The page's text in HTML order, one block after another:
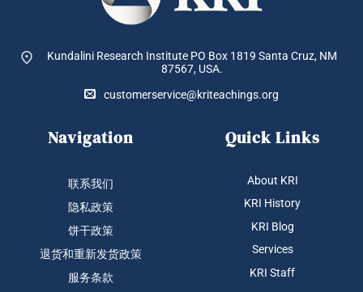
Kundalini Research Institute PO Box 1819 Santa Cruz, NM
87567, USA.
customerservice@kriteachings.org
Navigation
联系我们
隐私政策
饼干政策
退货和重新发货政策
服务条款
Quick Links
About KRI
KRI History
KRI Blog
Services
KRI Staff